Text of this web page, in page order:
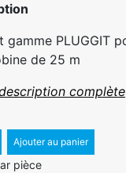
gamme PLUGGIT
de 25 m
complète
Augmenter quantité
quantité
Ajouter au panier
pièce